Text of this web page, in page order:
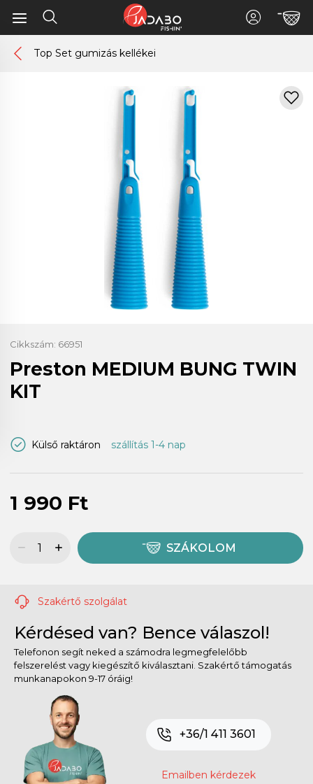
Top Set gumizás kellékei
Cikkszám: 66951
Preston MEDIUM BUNG TWIN
KIT
Külső raktáron szállítás 1-4 nap
1 990 Ft
SZÁKOLOM
Szakértő szolgálat
Kérdésed van? Bence válaszol!
Telefonon segít neked a számodra legmegfelelőbb
felszerelést vagy kiegészítő kiválasztani. Szakértő támogatás
munkanapokon 9-17 óráig!
+36/1 411 3601
Emailben kérdezek